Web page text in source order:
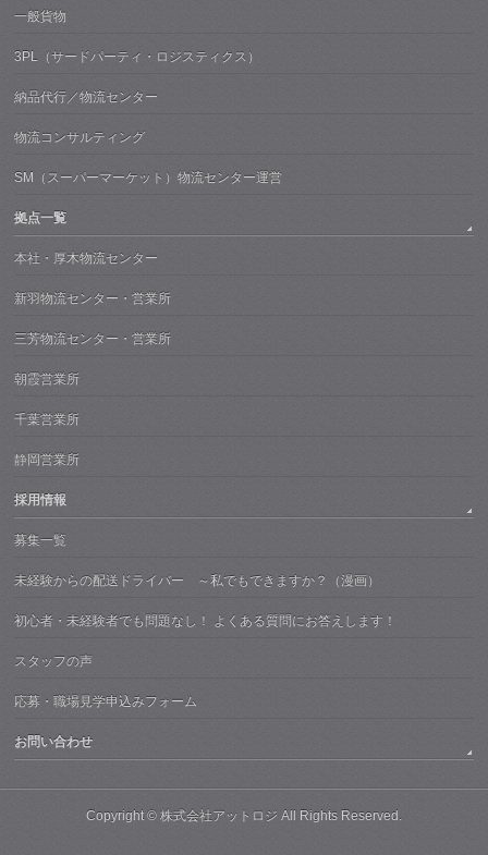
一般貨物
3PL（サードパーティ・ロジスティクス）
納品代行／物流センター
物流コンサルティング
SM（スーパーマーケット）物流センター運営
拠点一覧
本社・厚木物流センター
新羽物流センター・営業所
三芳物流センター・営業所
朝霞営業所
千葉営業所
静岡営業所
採用情報
募集一覧
未経験からの配送ドライバー ～私でもできますか？（漫画）
初心者・未経験者でも問題なし！ よくある質問にお答えします！
スタッフの声
応募・職場見学申込みフォーム
お問い合わせ
Copyright © 株式会社アットロジ All Rights Reserved.